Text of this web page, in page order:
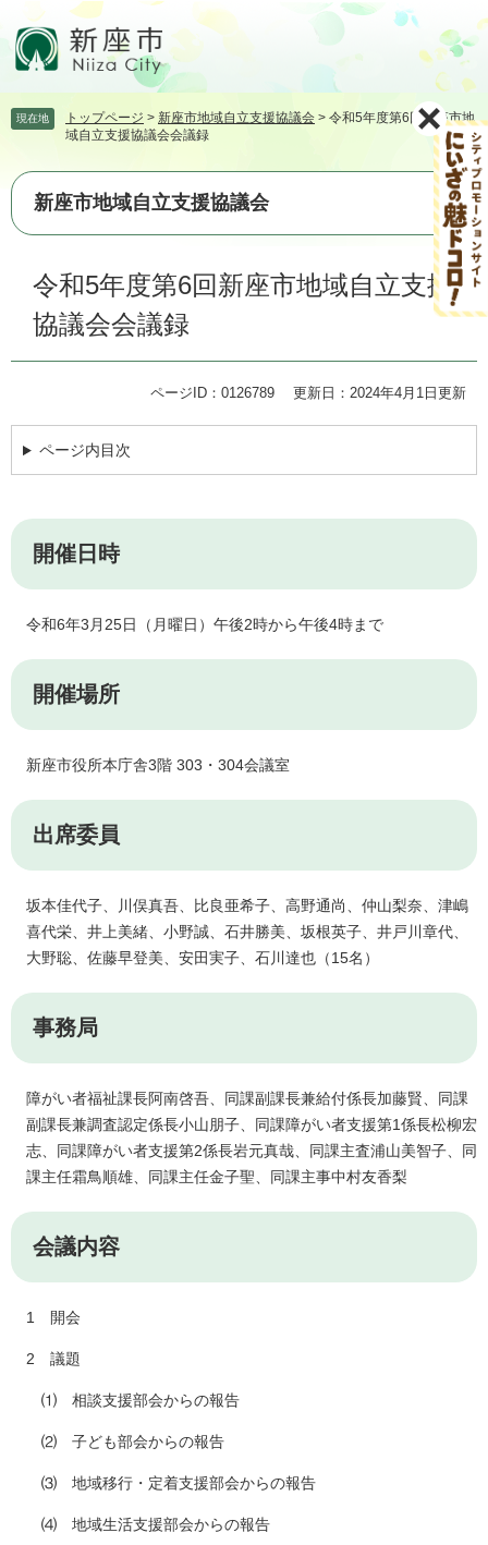
頭
す。
飛
て
本
現在地 トップページ > 新座市地域自立支援協議会 > 令和5年度第6回新座市地
域自立支援協議会会議録
新座市地域自立支援協議会
令和5年度第6回新座市地域自立支援
協議会会議録
ページID：0126789 更新日：2024年4月1日更新
ページ内目次
開催日時
令和6年3月25日（月曜日）午後2時から午後4時まで
開催場所
新座市役所本庁舎3階 303・304会議室
出席委員
坂本佳代子、川俣真吾、比良亜希子、高野通尚、仲山梨奈、津嶋
喜代栄、井上美緒、小野誠、石井勝美、坂根英子、井戸川章代、
大野聡、佐藤早登美、安田実子、石川達也（15名）
事務局
障がい者福祉課長阿南啓吾、同課副課長兼給付係長加藤賢、同課
副課長兼調査認定係長小山朋子、同課障がい者支援第1係長松柳宏
志、同課障がい者支援第2係長岩元真哉、同課主査浦山美智子、同
課主任霜鳥順雄、同課主任金子聖、同課主事中村友香梨
会議内容
1 開会
2 議題
⑴ 相談支援部会からの報告
⑵ 子ども部会からの報告
⑶ 地域移行・定着支援部会からの報告
⑷ 地域生活支援部会からの報告